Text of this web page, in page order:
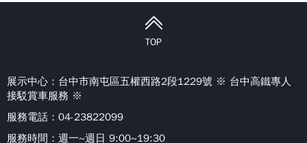
TOP
展示中心： 台中市南屯區五權西路2段1229號 ※ 台中高鐵專人
接駁賞車服務 ※
服務電話：04-23822099
服務時間：週一~週日 9:00~19:30